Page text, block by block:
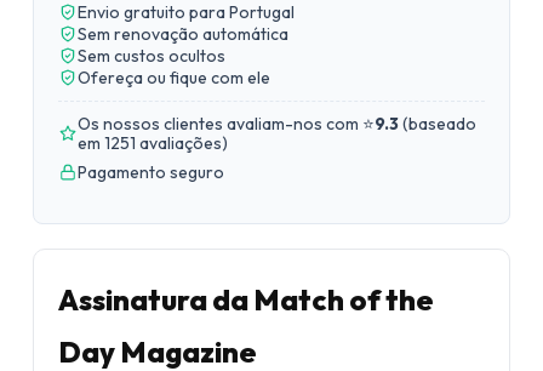
Envio gratuito para Portugal
Sem renovação automática
Sem custos ocultos
Ofereça ou fique com ele
Os nossos clientes avaliam-nos com ⭐9.3(baseado
em 1251 avaliações)
Pagamento seguro
Assinatura da Match of the
Day Magazine